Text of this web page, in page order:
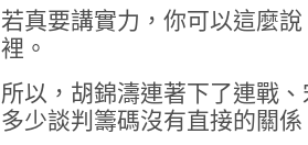
若真要講實力，你可以這麼
裡。
所以，胡錦濤連著下了連戰
多少談判籌碼沒有直接的關係